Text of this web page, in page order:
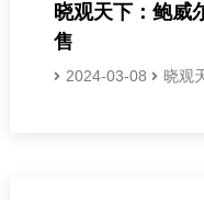
晓观天下：鲍威
售
2024-03-08 晓观